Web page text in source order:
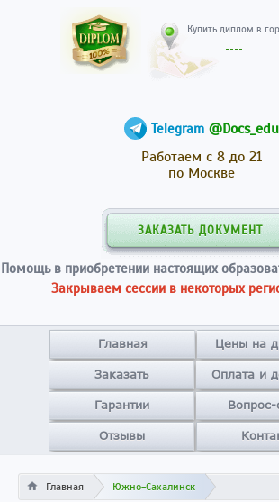
Telegram @Docs_edu
Работаем с 8 до 21
по Москве
ЗАКАЗАТЬ ДОКУМЕНТ
Помощь в приобретении настоящих
Закрываем сессии в некоторых
Главная Цены на
Заказать Оплата и
Гарантии Вопрос-
Отзывы
Главная Южно-Сахалинск